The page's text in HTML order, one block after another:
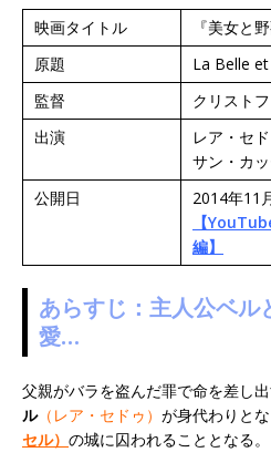
映画タイトル
『美女と野
原題
La Belle
監督
クリスト
出演
レア・セ
サン・カ
公開日
2014年11
【
編】
あらすじ：主人公ベル
愛…
父親がバラを盗んだ罪で命を差し
ル（レア・セドゥ） が身代わりとな
セル） の城に囚われることとなる。